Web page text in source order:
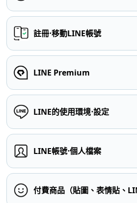
註冊⋅移動LINE帳號
LINE Premium
LINE的使用環境⋅設定
LINE帳號⋅個人檔案
付費商品（貼圖、表情貼、